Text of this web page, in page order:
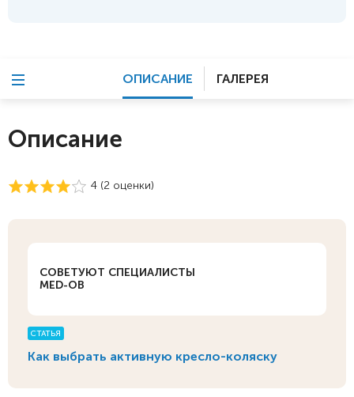
ОПИСАНИЕ ГАЛЕРЕЯ
Описание
4 (2 оценки)
СОВЕТУЮТ СПЕЦИАЛИСТЫ
MED-OB
СТАТЬЯ
Как выбрать активную кресло-коляску